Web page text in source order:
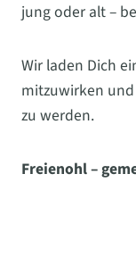
jung oder alt –
Wir laden Dich
mitzuwirken
zu werden.
Freienohl –